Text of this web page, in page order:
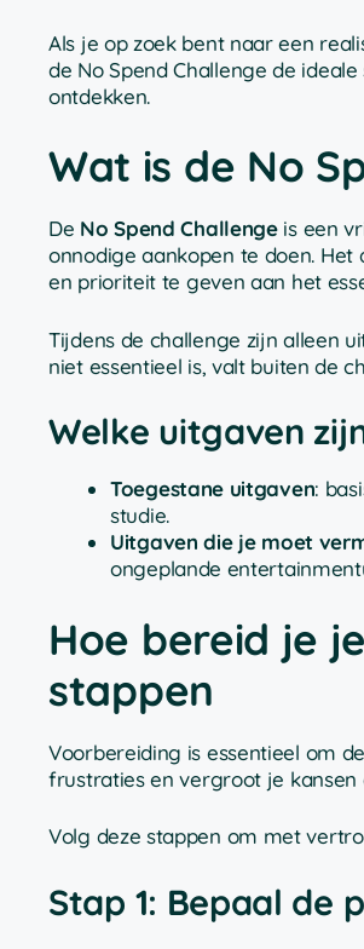
Als je op zoek bent naar een
de No Spend Challenge de
ontdekken.
Wat is de No
De No Spend Challenge is een
onnodige aankopen te doen.
en prioriteit te geven aan het
Tijdens de challenge zijn alleen
niet essentieel is, valt buiten de
Welke uitgaven
Toegestane uitgaven:
studie.
Uitgaven die je moet
ongeplande
Hoe bereid je
stappen
Voorbereiding is essentieel om
frustraties en vergroot je kansen
Volg deze stappen om met
Stap 1: Bepaal de